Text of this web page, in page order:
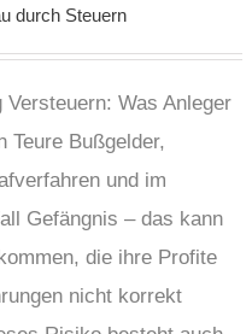
durch Steuern
Versteuern: Was Anleger
Teure Bußgelder,
und im
Gefängnis – das kann
die ihre Profite
nicht korrekt